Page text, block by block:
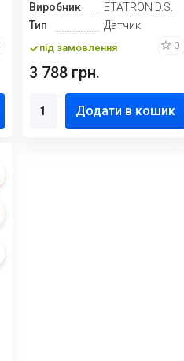
Виробник
ETATRON D.S.
Тип
Датчик
під замовлення 0
3 788 грн.
Додати в кошик